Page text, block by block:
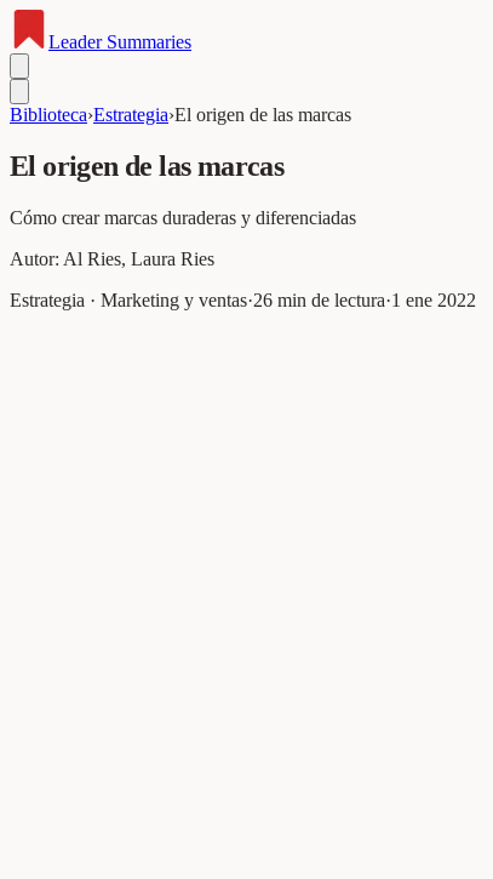
LeaderSummaries
Biblioteca›Estrategia›El origen de las marcas
El origen de las marcas
Cómo crear marcas duraderas y diferenciadas
Autor: Al Ries, Laura Ries
Estrategia · Marketing y ventas·26 min de lectura·1 ene 2022